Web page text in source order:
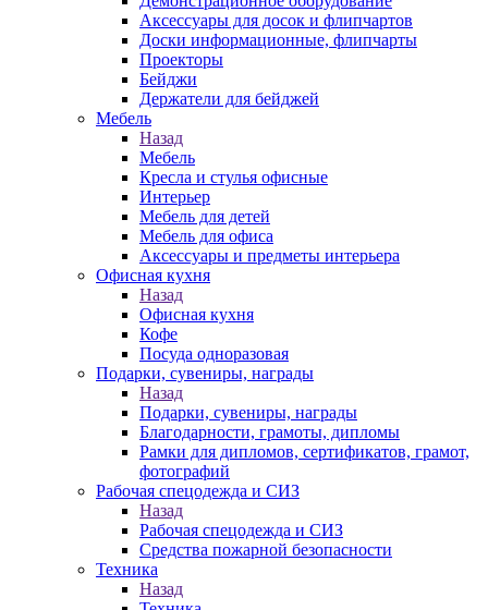
Аксессуары для досок и флипчартов
Доски информационные, флипчарты
Проекторы
Бейджи
Держатели для бейджей
Мебель
Назад
Мебель
Кресла и стулья офисные
Интерьер
Мебель для детей
Мебель для офиса
Аксессуары и предметы интерьера
Офисная кухня
Назад
Офисная кухня
Кофе
Посуда одноразовая
Подарки, сувениры, награды
Назад
Подарки, сувениры, награды
Благодарности, грамоты, дипломы
Рамки для дипломов, сертификатов, грамот,
фотографий
Рабочая спецодежда и СИЗ
Назад
Рабочая спецодежда и СИЗ
Средства пожарной безопасности
Техника
Назад